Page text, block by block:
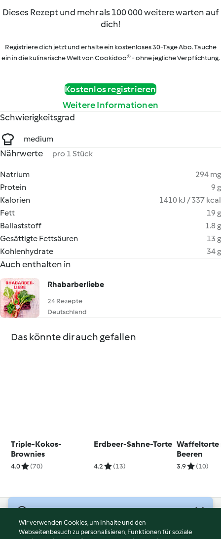
Dieses Rezept und mehr als 100 000 weitere warten auf
dich!
Registriere dich jetzt und erhalte ein kostenloses 30-Tage Abo. Tauche
ein in die kulinarische Welt von Cookidoo® - ohne jegliche Verpflichtung.
Kostenlos registrieren
Weitere Informationen
Schwierigkeitsgrad
medium
Nährwerte pro 1 Stück
Natrium
294 mg
Protein
9 g
Kalorien
1410 kJ / 337 kcal
Fett
19 g
Ballaststoff
1.8 g
Gesättigte Fettsäuren
13 g
Kohlenhydrate
34 g
Auch enthalten in
Rhabarberliebe
24 Rezepte
Deutschland
Das könnte dir auch gefallen
Triple-Kokos-
Brownies
4.0 (70)
Erdbeer-Sahne-Torte
4.2 (13)
Waffeltorte
Beeren
3.9 (10)
Nutzungsbedingungen
Wir verwenden Cookies, um Inhalte und den
Webseitenbesuch zu personalisieren, Funktionen für soziale